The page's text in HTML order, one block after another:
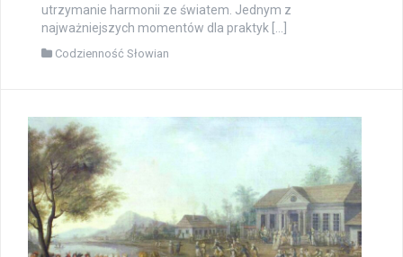
utrzymanie harmonii ze światem. Jednym z
najważniejszych momentów dla praktyk […]
Codzienność Słowian